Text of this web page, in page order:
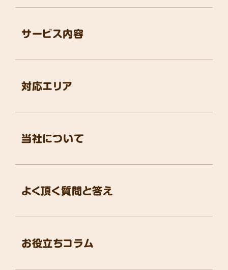
お役立ちコラム
よく頂く質問と答え
サービス内容
対応エリア
当社について